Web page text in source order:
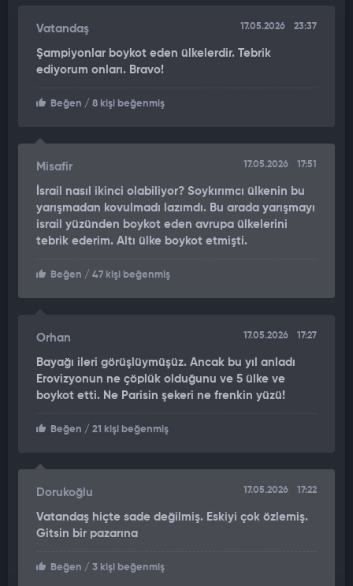
açıklamalarıyla Türk hayranlarının ilgisini çekti.
Vatandaş 17.05.2026 23:37
Şampiyonlar boykot eden ülkelerdir. Tebrik
ediyorum onları. Bravo!
Beğen / 8 kişi beğenmiş
Misafir 17.05.2026 17:51
İsrail nasıl ikinci olabiliyor? Soykırımcı ülkenin bu
yarışmadan kovulmadı lazımdı. Bu arada yarışmayı
israil yüzünden boykot eden avrupa ülkelerini
tebrik ederim. Altı ülke boykot etmişti.
Beğen / 47 kişi beğenmiş
Orhan 17.05.2026 17:27
Bayağı ileri görüşlüymüşüz. Ancak bu yıl anladı
Erovizyonun ne çöplük olduğunu ve 5 ülke ve
boykot etti. Ne Parisin şekeri ne frenkin yüzü!
Beğen / 21 kişi beğenmiş
Dorukoğlu 17.05.2026 17:22
Vatandaş hiçte sade değilmiş. Eskiyi çok özlemiş.
Gitsin bir pazarına
Beğen / 3 kişi beğenmiş